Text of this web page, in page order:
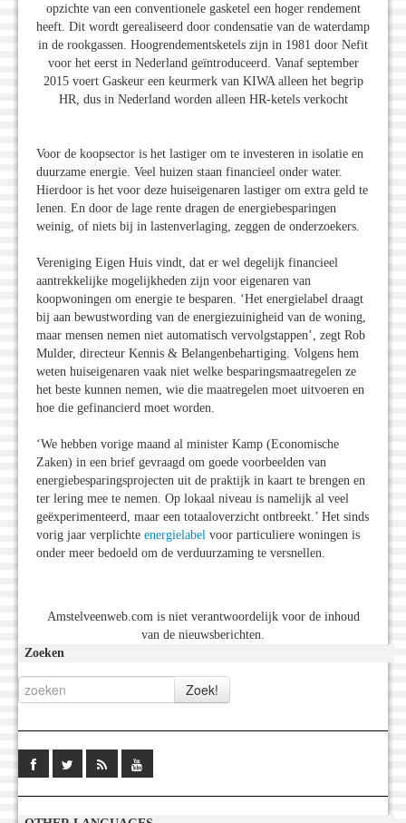
opzichte van een conventionele gasketel een hoger rendement
heeft. Dit wordt gerealiseerd door condensatie van de waterdamp
in de rookgassen. Hoogrendementsketels zijn in 1981 door Nefit
voor het eerst in Nederland geïntroduceerd. Vanaf september
2015 voert Gaskeur een keurmerk van KIWA alleen het begrip
HR, dus in Nederland worden alleen HR-ketels verkocht
Voor de koopsector is het lastiger om te investeren in isolatie en
duurzame energie. Veel huizen staan financieel onder water.
Hierdoor is het voor deze huiseigenaren lastiger om extra geld te
lenen. En door de lage rente dragen de energiebesparingen
weinig, of niets bij in lastenverlaging, zeggen de onderzoekers.
Vereniging Eigen Huis vindt, dat er wel degelijk financieel
aantrekkelijke mogelijkheden zijn voor eigenaren van
koopwoningen om energie te besparen. ‘Het energielabel draagt
bij aan bewustwording van de energiezuinigheid van de woning,
maar mensen nemen niet automatisch vervolgstappen’, zegt Rob
Mulder, directeur Kennis & Belangenbehartiging. Volgens hem
weten huiseigenaren vaak niet welke besparingsmaatregelen ze
het beste kunnen nemen, wie die maatregelen moet uitvoeren en
hoe die gefinancierd moet worden.
‘We hebben vorige maand al minister Kamp (Economische
Zaken) in een brief gevraagd om goede voorbeelden van
energiebesparingsprojecten uit de praktijk in kaart te brengen en
ter lering mee te nemen. Op lokaal niveau is namelijk al veel
geëxperimenteerd, maar een totaaloverzicht ontbreekt.’ Het sinds
vorig jaar verplichte energielabel voor particuliere woningen is
onder meer bedoeld om de verduurzaming te versnellen.
Amstelveenweb.com is niet verantwoordelijk voor de inhoud
van de nieuwsberichten.
Zoeken